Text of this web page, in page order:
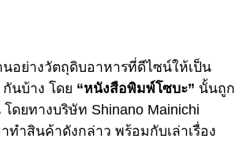
อย่างวัตถุดิบอาหารที่ดีไซน์ให้เป็น
กันบ้าง โดย “หนังสือพิมพ์โซบะ” นั้นถูก
ยทางบริษัท Shinano Mainichi
ทำสินค้าดังกล่าว พร้อมกับเล่าเรื่อง